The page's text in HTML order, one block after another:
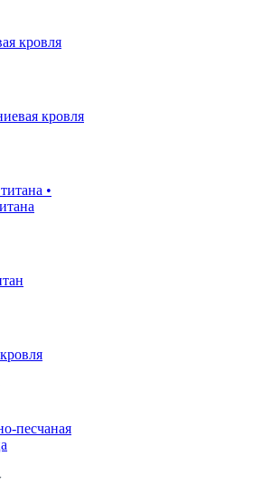
кровля
кровля
•
песчаная